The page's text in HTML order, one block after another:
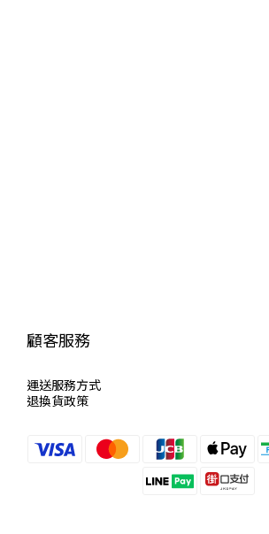
顧客服務
運送服務方式
退換貨政策